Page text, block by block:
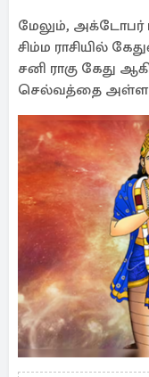
மேலும், அக்டோபர்
சிம்ம ராசியில்
சனி ராகு கேது
செல்வத்தை அள்ள